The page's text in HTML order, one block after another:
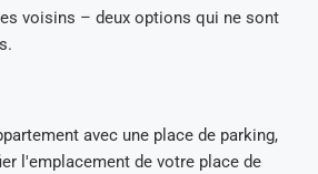
voisins – deux options qui ne sont
avec une place de parking,
l'emplacement de votre place de